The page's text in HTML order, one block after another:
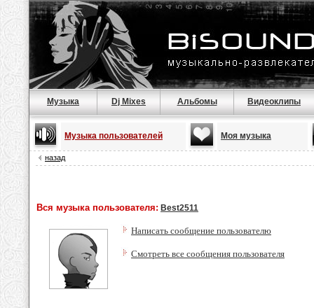
Музыка Dj Mixes Альбомы Видеоклипы
Музыка пользователей Моя музыка
назад
Вся музыка пользователя: Best2511
Написать сообщение пользователю
Смотреть все сообщения пользователя